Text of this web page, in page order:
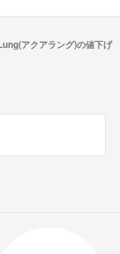
アクアラング)の値下げ